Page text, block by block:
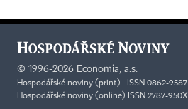
© 1996-2026 Economia, a.s.
Hospodářské noviny (print) ISSN 0862-9587
Hospodářské noviny (online) ISSN 2787-950X